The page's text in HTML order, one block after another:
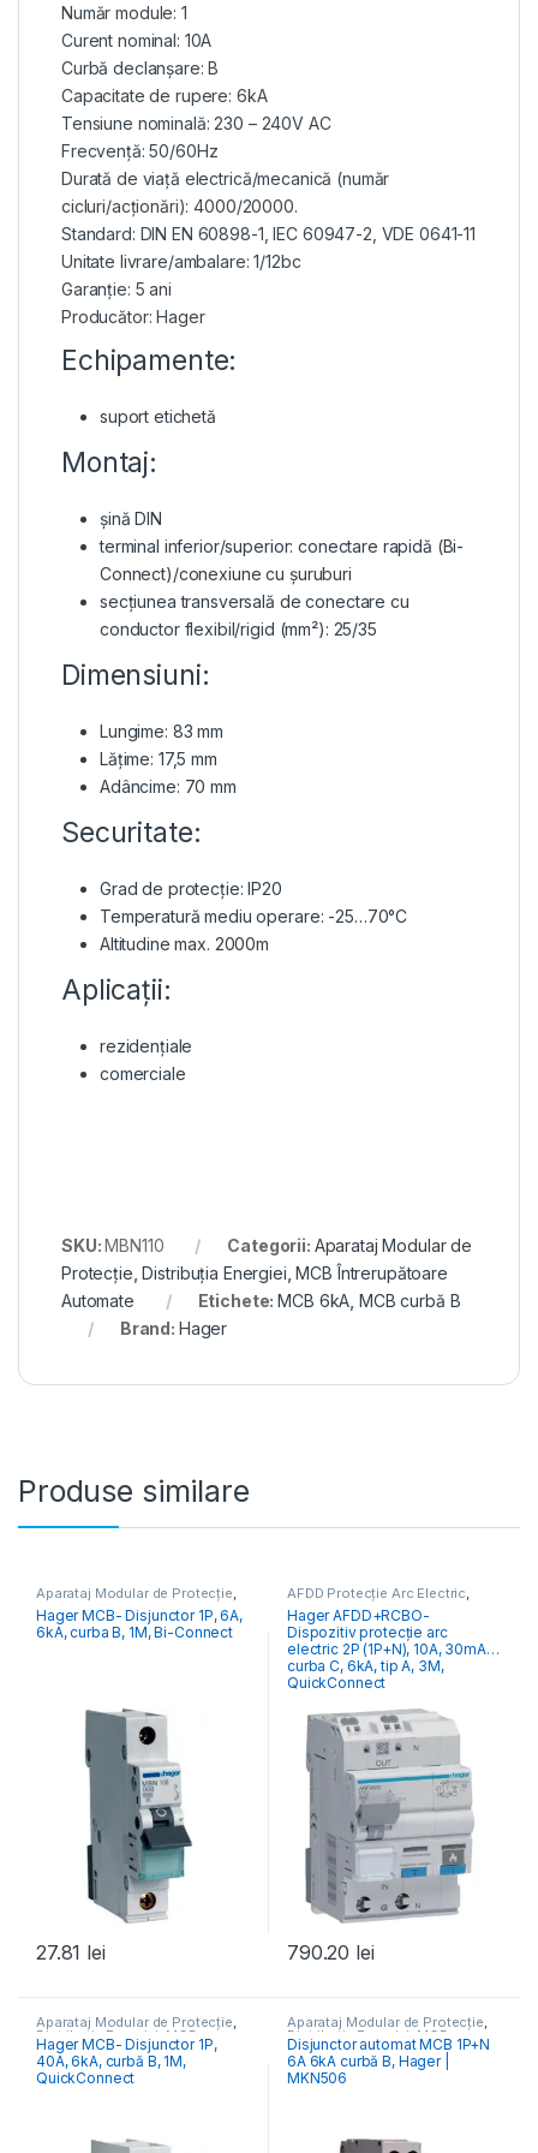
Număr module: 1
Curent nominal: 10A
Curbă declanșare: B
Capacitate de rupere: 6kA
Tensiune nominală: 230 – 240V AC
Frecvență: 50/60Hz
Durată de viață electrică/mecanică (număr
cicluri/acționări): 4000/20000.
Standard: DIN EN 60898-1, IEC 60947-2, VDE 0641-11
Unitate livrare/ambalare: 1/12bc
Garanție: 5 ani
Producător: Hager
Echipamente:
suport etichetă
Montaj:
șină DIN
terminal inferior/superior: conectare rapidă (Bi-
Connect)/conexiune cu șuruburi
secțiunea transversală de conectare cu
conductor flexibil/rigid (mm²): 25/35
Dimensiuni:
Lungime: 83 mm
Lățime: 17,5 mm
Adâncime: 70 mm
Securitate:
Grad de protecție: IP20
Temperatură mediu operare: -25…70°C
Altitudine max. 2000m
Aplicații:
rezidențiale
comerciale
SKU:MBN110 Categorii: Aparataj Modular de
Protecție ,Distribuția Energiei ,MCB Întrerupătoare
Automate
Etichete:MCB 6kA MCB curbă B
Brand: Hager
Produse similare
Aparataj Modular de Protecție,
Distribuția Energiei MCB
Întrerupătoare Automate
Hager MCB- Disjunctor 1P, 6A,
6kA, curba B, 1M, Bi-Connect
27.81 lei
AFDD Protecție Arc Electric,
Aparataj Modular de Protecție
Distribuția Energiei
Hager AFDD+RCBO-
Dispozitiv protecție arc
electric 2P (1P+N), 10A, 30mA,
curba C, 6kA, tip A, 3M,
QuickConnect
790.20 lei
Aparataj Modular de Protecție,
Distribuția Energiei MCB
Întrerupătoare Automate
Hager MCB- Disjunctor 1P,
40A, 6kA, curbă B, 1M,
QuickConnect
Aparataj Modular de Protecție,
Distribuția Energiei , MCB
Întrerupătoare Automate
Disjunctor automat MCB 1P+N
6A 6kA curbă B, Hager |
MKN506